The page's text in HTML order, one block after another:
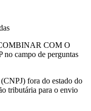
COM O
campo de perguntas
fora do estado do
tributária para o envio